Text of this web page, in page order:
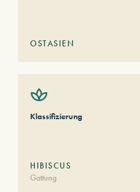
OSTASIEN
Klassifizierung
HIBISCUS
Gattung